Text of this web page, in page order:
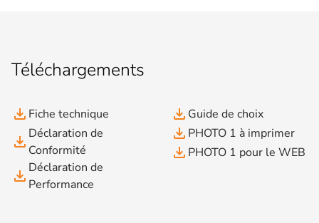
Téléchargements
file_download Fiche technique
file_download Déclaration de
Conformité
file_download Déclaration de
Performance
file_download Guide de choix
file_download PHOTO 1 à imprimer
file_download PHOTO 1 pour le WEB